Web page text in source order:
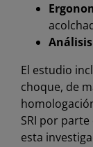
El estudio
choque, de
SRI por
esta